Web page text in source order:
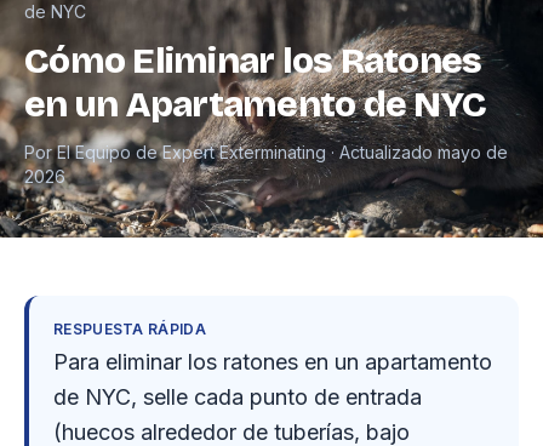
de NYC
Cómo Eliminar los Ratones
en un Apartamento de NYC
Por El Equipo de Expert Exterminating · Actualizado mayo de
2026
RESPUESTA RÁPIDA
Para eliminar los ratones en un apartamento
de NYC, selle cada punto de entrada
(huecos alrededor de tuberías, bajo